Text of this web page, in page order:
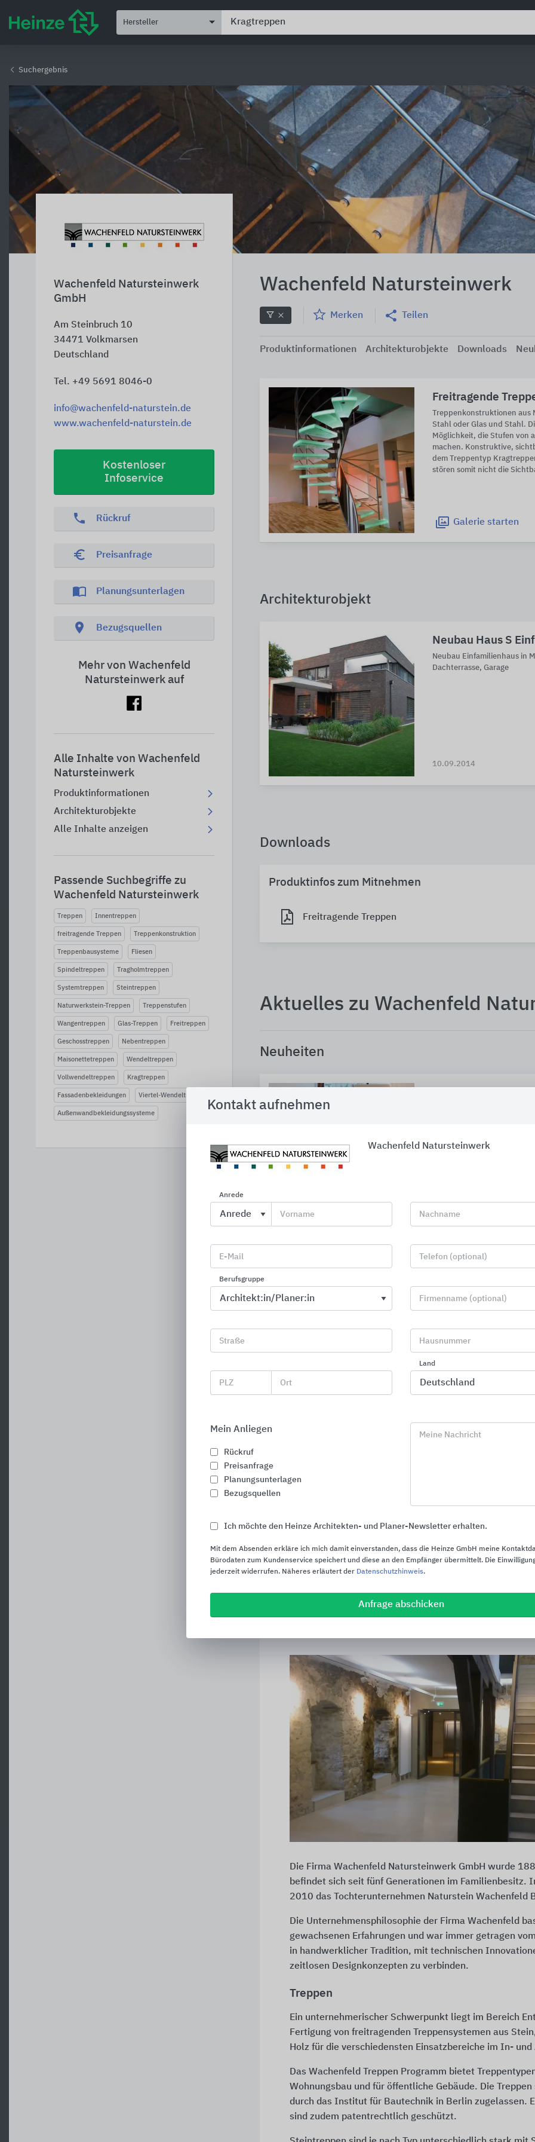
Hersteller
Suchergebnis
Wachenfeld Natursteinwerk
GmbH
Am Steinbruch 10
34471 Volkmarsen
Deutschland
Tel. +49 5691 8046-0
info@wachenfeld-naturstein.de
www.wachenfeld-naturstein.de
Kostenloser
Infoservice
phone Rückruf
euro_symbol Preisanfrage
import_contacts Planungsunterlagen
location_on Bezugsquellen
Mehr von Wachenfeld
Natursteinwerk auf
Alle Inhalte von Wachenfeld
Natursteinwerk
Produktinformationen
Architekturobjekte
Alle Inhalte anzeigen
Passende Suchbegriffe zu
Wachenfeld Natursteinwerk
Treppen Innentreppen
freitragende Treppen Treppenkonstruktion
Treppenbausysteme Fliesen
Spindeltreppen Tragholmtreppen
Systemtreppen Steintreppen
Naturwerkstein-Treppen Treppenstufen
Wangentreppen Glas-Treppen Freitreppen
Geschosstreppen Nebentreppen
Maisonettetreppen Wendeltreppen
Vollwendeltreppen Kragtreppen
Fassadenbekleidungen Viertel-Wendeltreppen
Außenwandbekleidungssysteme
Wachenfeld Natursteinwerk
Merken Teilen
Produktinformationen Architekturobjekte Downloads
Freitragende
Treppenkonstruktionen aus
Stahl oder Glas und Stahl.
Möglichkeit, die Stufen von
machen. Konstruktive,
dem Treppentyp
stören somit nicht die
Galerie starten
Architekturobjekt
Neubau Haus S
Neubau Einfamilienhaus in
Dachterrasse, Garage
10.09.2014
Downloads
Produktinfos zum Mitnehmen
Freitragende Treppen
Aktuelles zu Wachenfeld
Neuheiten
Kragtreppen aus
WACHENFELD
Kragtreppen aus
WACHENFELD
Treppenpartner seit 1883
Kragtreppen aus
Allgemeines zu Wachenfeld
Die Firma Wachenfeld Natursteinwerk GmbH wurde
befindet sich seit fünf Generationen im Familienbesitz.
2010 das Tochterunternehmen Naturstein Wachenfeld
Die Unternehmensphilosophie der Firma Wachenfeld
gewachsenen Erfahrungen und war immer getragen
in handwerklicher Tradition, mit technischen
zeitlosen Designkonzepten zu verbinden.
Treppen
Ein unternehmerischer Schwerpunkt liegt im Bereich
Fertigung von freitragenden Treppensystemen aus
Holz für die verschiedensten Einsatzbereiche im In- und
Das Wachenfeld Treppen Programm bietet
Wohnungsbau und für öffentliche Gebäude. Die Treppen
durch das Institut für Bautechnik in Berlin zugelassen.
sind zudem patentrechtlich geschützt.
Kontakt aufnehmen
Wachenfeld Natursteinwerk
Anrede
Vorname Nachname
E-Mail Telefon (optional)
Berufsgruppe
Firmenname (optional)
Straße Hausnummer
PLZ Ort
Land
Mein Anliegen
Rückruf
Preisanfrage
Planungsunterlagen
Bezugsquellen
Meine Nachricht
Ich möchte den Heinze Architekten- und Planer-Newsletter erhalten.
Mit dem Absenden erkläre ich mich damit einverstanden, dass die Heinze GmbH meine
Bürodaten zum Kundenservice speichert und diese an den Empfänger übermittelt. Die
jederzeit widerrufen. Näheres erläutert der Datenschutzhinweis.
Anfrage abschicken